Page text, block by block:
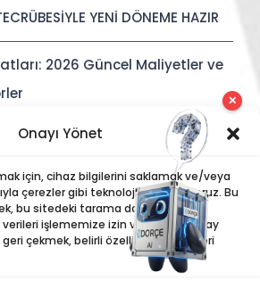
Onayı Yönet
için, cihaz bilgilerini saklamak ve/veya
çerezler gibi teknolojiler kullanıyoruz. Bu
bu sitedeki tarama davranışı veya
işlememize izin verecektir. Onay
çekmek, belirli özellikleri ve işlevleri
YENİ DÖNEME HAZIR
2026 Güncel Maliyetler ve
Güvenli, Entegre ve Hızlı İnşa
Yapıları
✕